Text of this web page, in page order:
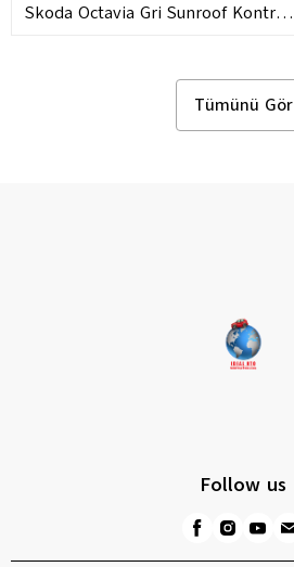
Skoda Octavia Gri Sunroof Kontrol
Tümünü Gör
Follow us